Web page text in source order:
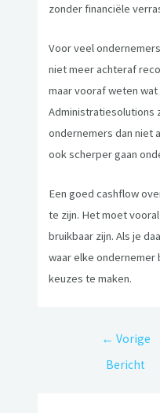
zonder financiële
Voor veel
niet meer achteraf
maar vooraf weten wat
Administratiesolutions
ondernemers dan niet
ook scherper gaan
Een goed cashflow
te zijn. Het moet
bruikbaar zijn. Als je
waar elke
keuzes te maken.
← Vorige
Bericht